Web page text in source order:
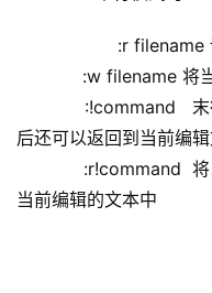
:r filename
:w filename 将当前
:!command   末行
后还可以返回到当前编
:r!command  将末
当前编辑的文本中